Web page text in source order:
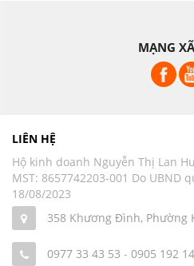
MẠNG
LIÊN HỆ
Hộ kinh doanh Nguyễn Thị Lan
MST: 8657742203-001 Do UBND
18/08/2023
358 Khương Đình, Phường
0977 33 43 53 - 0905 192